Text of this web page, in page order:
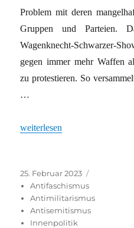
Problem mit deren
Gruppen und Parteien.
Wagenknecht-Schwarzer-
gegen immer mehr Waffen
zu protestieren. So
…
„Willkommenskultur für
weiterlesen
Veröffentlicht
am
25. Februar 2023
Antifaschismus
Antimilitarismus
Antisemitismus
Innenpolitik